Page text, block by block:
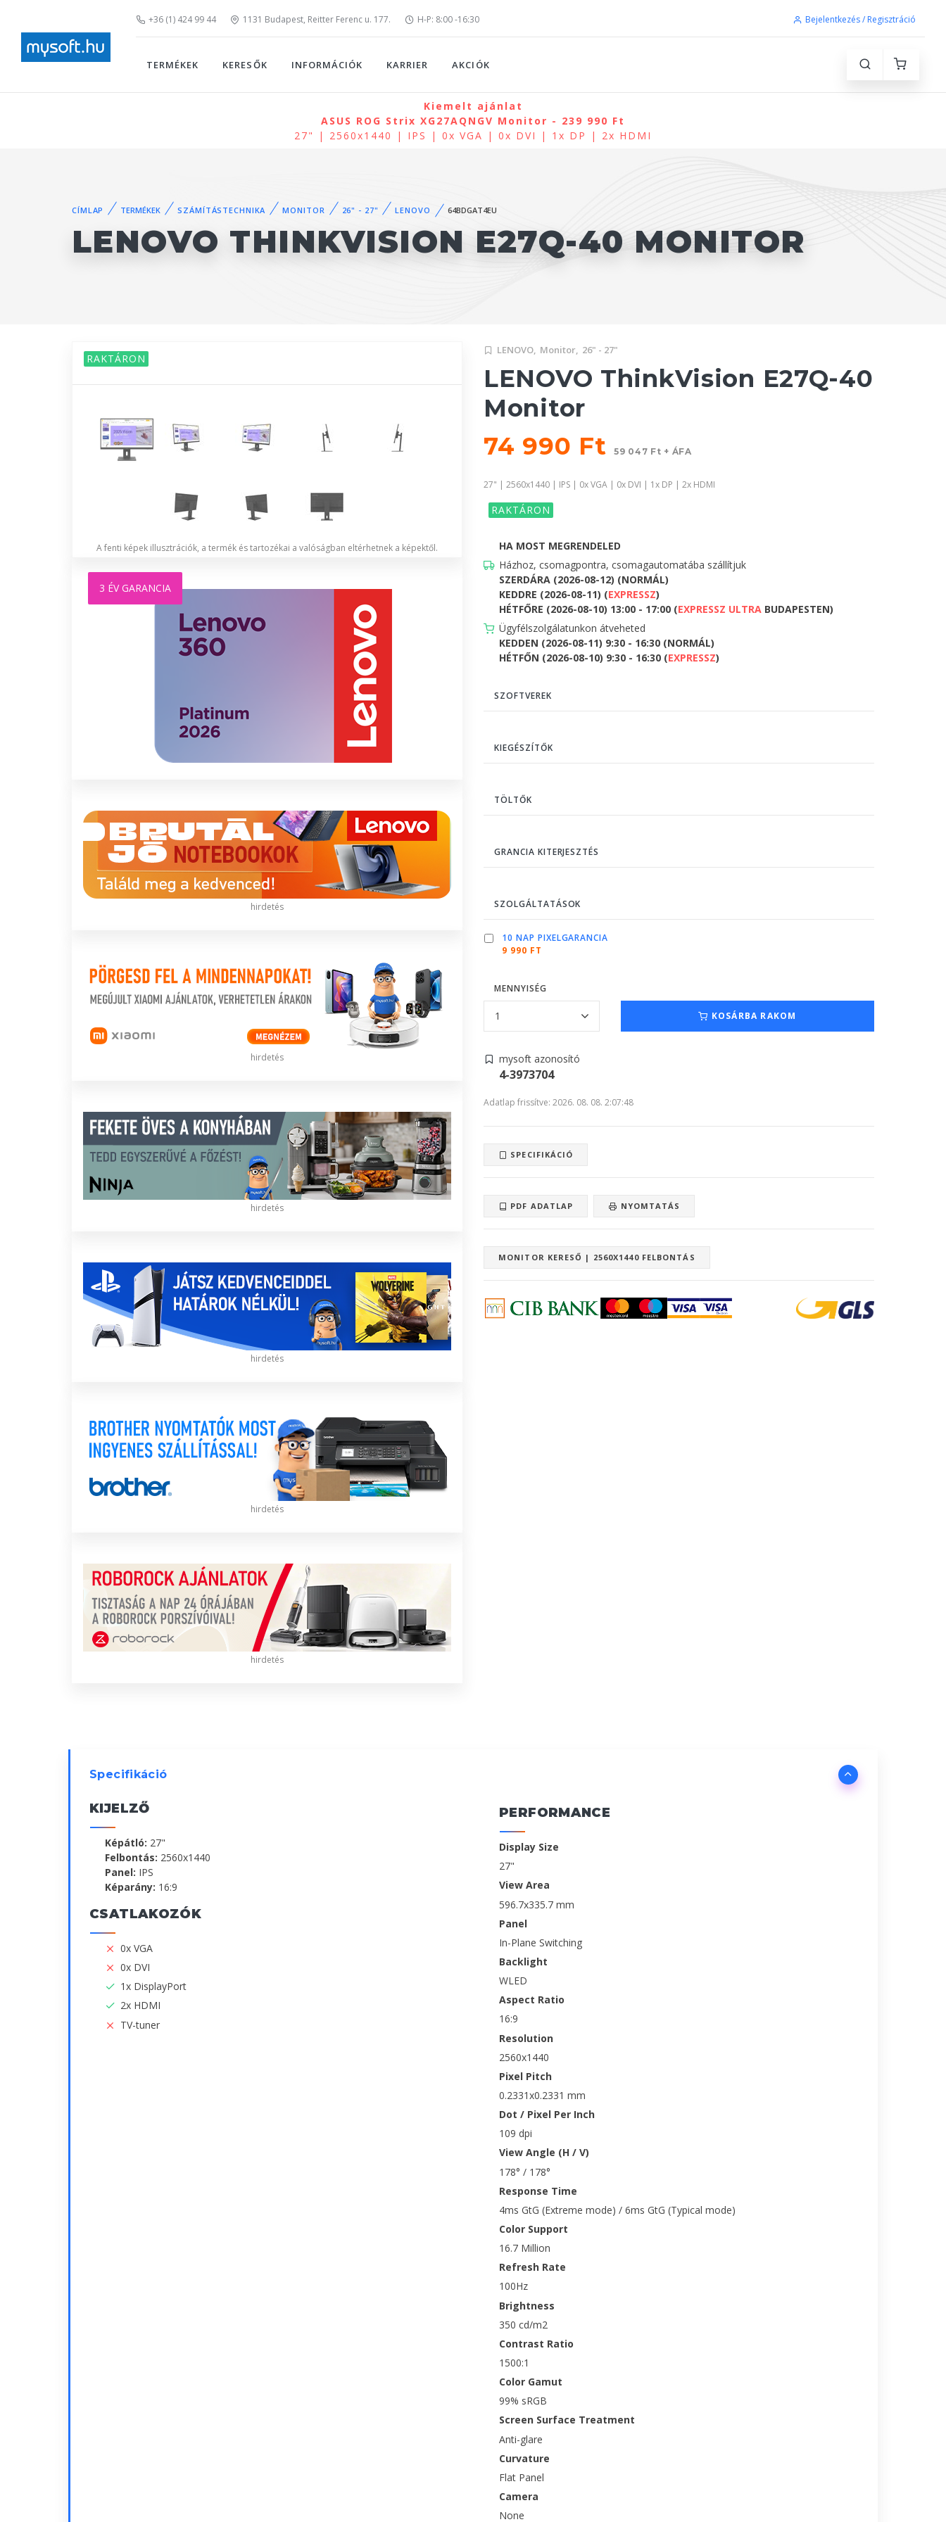
+36 (1) 424 99 44 1131 Budapest, Reitter Ferenc u. 177. H-P: 8:00 -16:30 Bejelentkezés / Regisztráció
TERMÉKEK KERESŐK INFORMÁCIÓK KARRIER AKCIÓK
Kiemelt ajánlat
ASUS ROG Strix XG27AQNGV Monitor - 239 990 Ft
27" | 2560x1440 | IPS | 0x VGA | 0x DVI | 1x DP | 2x HDMI
CÍMLAP TERMÉKEK SZÁMÍTÁSTECHNIKA MONITOR 26" - 27" LENOVO 64BDGAT4EU
LENOVO THINKVISION E27Q-40 MONITOR
RAKTÁRON
3 ÉV GARANCIA
A fenti képek illusztrációk, a termék és tartozékai a valóságban eltérhetnek a képektől.
hirdetés
hirdetés
hirdetés
hirdetés
hirdetés
hirdetés
LENOVO, Monitor, 26" - 27"
LENOVO ThinkVision E27Q-40
Monitor
74 990 Ft59 047 Ft + ÁFA
27" | 2560x1440 | IPS | 0x VGA | 0x DVI | 1x DP | 2x HDMI
RAKTÁRON
HA MOST MEGRENDELED
Házhoz, csomagpontra, csomagautomatába szállítjuk
SZERDÁRA (2026-08-12) (NORMÁL)
KEDDRE (2026-08-11) (EXPRESSZ)
HÉTFŐRE (2026-08-10) 13:00 - 17:00 (EXPRESSZ ULTRA BUDAPESTEN)
Ügyfélszolgálatunkon átveheted
KEDDEN (2026-08-11) 9:30 - 16:30 (NORMÁL)
HÉTFŐN (2026-08-10) 9:30 - 16:30 (EXPRESSZ)
SZOFTVEREK
KIEGÉSZÍTŐK
TÖLTŐK
GRANCIA KITERJESZTÉS
SZOLGÁLTATÁSOK
10 NAP PIXELGARANCIA
9 990 FT
MENNYISÉG
KOSÁRBA RAKOM
mysoft azonosító
4-3973704
Adatlap frissítve: 2026. 08. 08. 2:07:48
SPECIFIKÁCIÓ
PDF ADATLAP NYOMTATÁS
MONITOR KERESŐ | 2560X1440 FELBONTÁS
Specifikáció
KIJELZŐ
Képátló: 27"
Felbontás: 2560x1440
Panel: IPS
Képarány: 16:9
CSATLAKOZÓK
0x VGA
0x DVI
1x DisplayPort
2x HDMI
TV-tuner
PERFORMANCE
Display Size
27"
View Area
596.7x335.7 mm
Panel
In-Plane Switching
Backlight
WLED
Aspect Ratio
16:9
Resolution
2560x1440
Pixel Pitch
0.2331x0.2331 mm
Dot / Pixel Per Inch
109 dpi
View Angle (H / V)
178° / 178°
Response Time
4ms GtG (Extreme mode) / 6ms GtG (Typical mode)
Color Support
16.7 Million
Refresh Rate
100Hz
Brightness
350 cd/m2
Contrast Ratio
1500:1
Color Gamut
99% sRGB
Screen Surface Treatment
Anti-glare
Curvature
Flat Panel
Camera
None